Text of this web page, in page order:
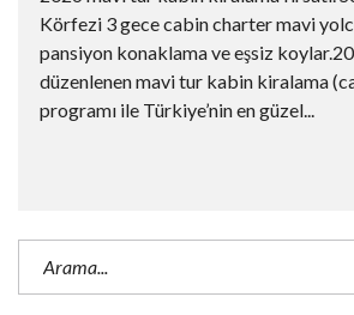
Körfezi 3 gece cabin charter mavi
pansiyon konaklama ve eşsiz
düzenlenen mavi tur kabin kiralama
programı ile Türkiye’nin en güzel...